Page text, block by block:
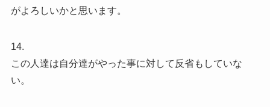
がよろしいかと思います。
14.
この人達は自分達がやった事に対して反省もしていな
い。